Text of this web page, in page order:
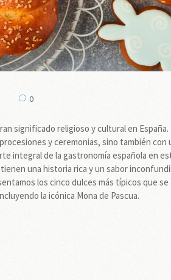
0
significado religioso y cultural en España.
y ceremonias, sino también con
integral de la gastronomía española en
una historia rica y un sabor
los cinco dulces más típicos que
la icónica Mona de Pascua.